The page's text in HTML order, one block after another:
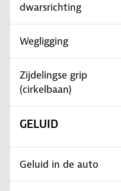
dwarsrichting
Wegligging
Zijdelingse grip
(cirkelbaan)
GELUID
Geluid in de auto